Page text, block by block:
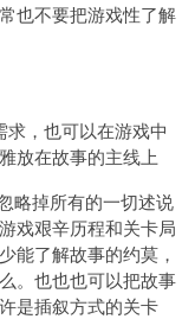
也不要把游戏性了解
，也可以在游戏中
放在故事的主线上
略掉所有的一切述说
戏艰辛历程和关卡局
能了解故事的约莫，
。也也也可以把故事
是插叙方式的关卡